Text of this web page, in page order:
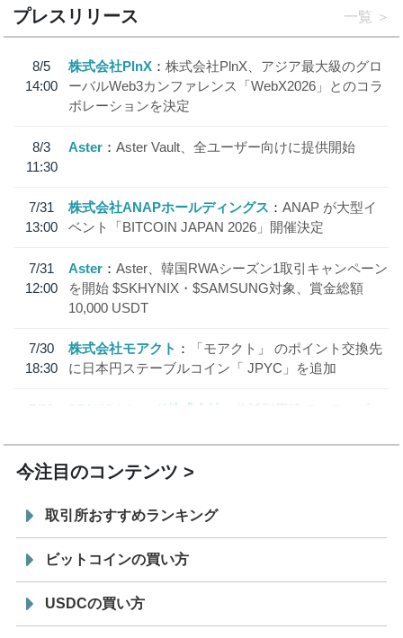
プレスリリース 一覧
8/5
14:00
株式会社PlnX
株式会社PlnX、アジア最大級のグロ
ーバルWeb3カンファレンス「WebX2026」とのコラ
ボレーションを決定
8/3
11:30
Aster Aster Vault、全ユーザー向けに提供開始
7/31
13:00
株式会社ANAPホールディングス
ANAP が大型イ
ベント「BITCOIN JAPAN 2026」開催決定
7/31
12:00
Aster
Aster、韓国RWAシーズン1取引キャンペーン
を開始 $SKHYNIX・$SAMSUNG対象、賞金総額
10,000 USDT
7/30
18:30
株式会社モアクト
「モアクト」 のポイント交換先
に日本円ステーブルコイン「 JPYC」を追加
7/29
SBI VCトレード株式会社
信託型円建てステーブル
今注目のコンテンツ
取引所おすすめランキング
ビットコインの買い方
USDCの買い方